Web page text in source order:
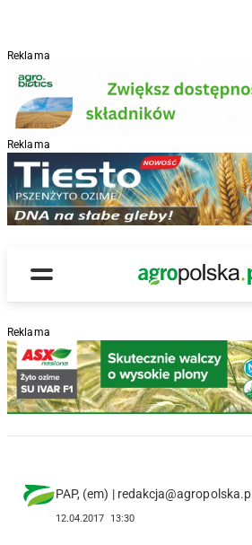
Reklama
Reklama
Menu
Main Logo
Reklama
PAP, (em) | redakcja@agropolska.pl
12.04.2017 13:30